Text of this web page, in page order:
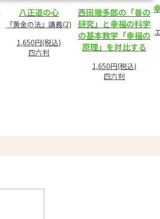
八正道の心
『黄金の法』講義(2)
1,650円(税込)
四六判
西田幾多郎の「善の
研究」と幸福の科学
の基本教学「幸福の
原理」を対比する
1,650円(税込)
四六判